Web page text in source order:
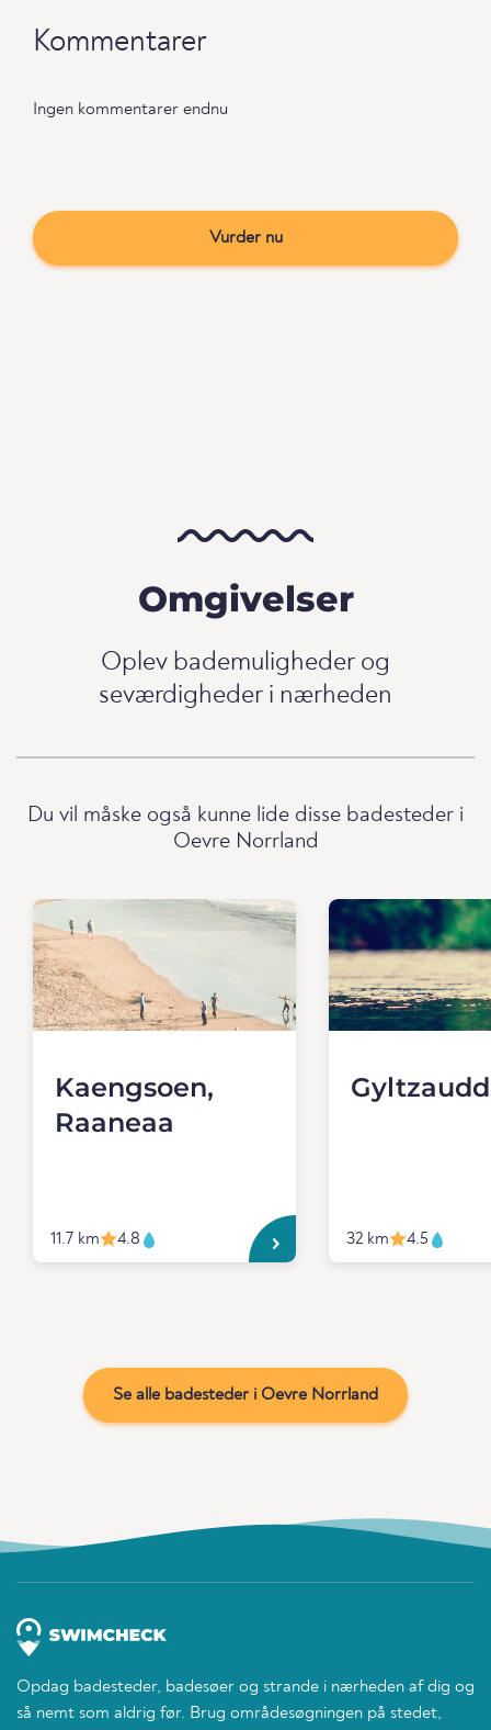
Kommentarer
Ingen kommentarer endnu
Vurder nu
Omgivelser
Oplev bademuligheder og
seværdigheder i nærheden
Du vil måske også kunne lide disse badesteder i
Oevre Norrland
Kaengsoen,
Raaneaa
11.7 km 4.8 32 km 4.5
Se alle badesteder i Oevre Norrland
Opdag badesteder, badesøer og strande i nærheden af dig og
så nemt som aldrig før. Brug områdesøgningen på stedet,